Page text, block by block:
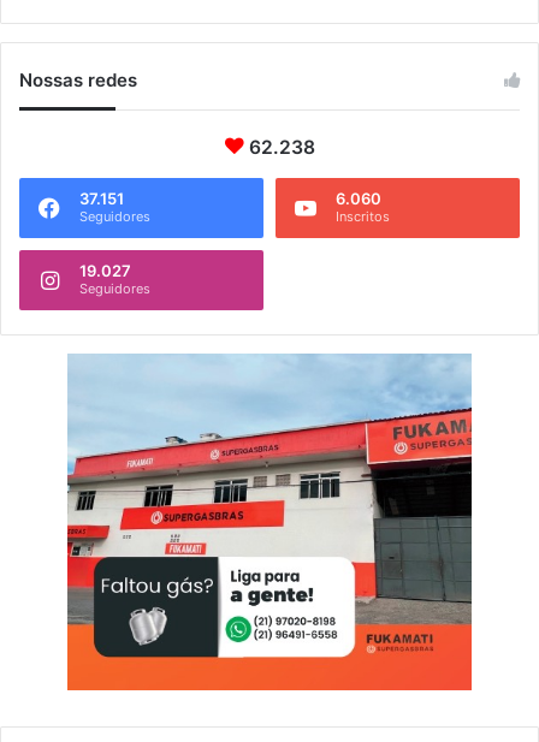
Nossas redes
62.238
37.151
Seguidores
6.060
Inscritos
19.027
Seguidores